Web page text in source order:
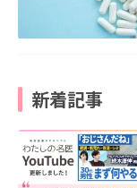
新着記事